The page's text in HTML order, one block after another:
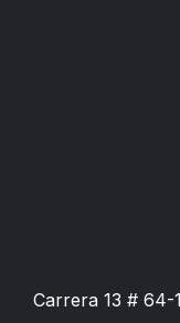
Carrera 13 # 64-